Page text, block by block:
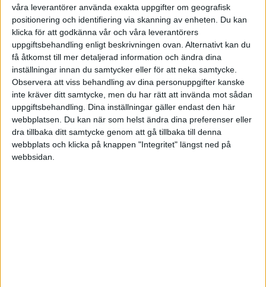
våra leverantörer använda exakta uppgifter om geografisk
positionering och identifiering via skanning av enheten. Du kan
klicka för att godkänna vår och våra leverantörers
uppgiftsbehandling enligt beskrivningen ovan. Alternativt kan du
få åtkomst till mer detaljerad information och ändra dina
inställningar innan du samtycker eller för att neka samtycke.
Observera att viss behandling av dina personuppgifter kanske
inte kräver ditt samtycke, men du har rätt att invända mot sådan
uppgiftsbehandling. Dina inställningar gäller endast den här
webbplatsen. Du kan när som helst ändra dina preferenser eller
dra tillbaka ditt samtycke genom att gå tillbaka till denna
webbplats och klicka på knappen "Integritet" längst ned på
webbsidan.
herrwinnerboy
2009-10-03 12:11
Min föreningen använder följande konton under
material och varor:
4010 Inköp Café
4011 Inköp Bokhandeln